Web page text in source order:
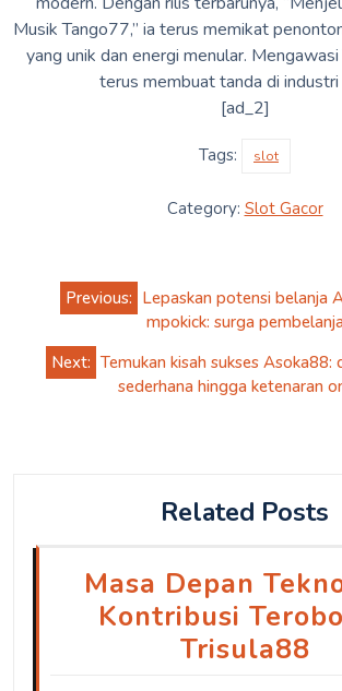
Musik Tango77,” ia terus memikat
yang unik dan energi menular.
terus membuat tanda di industri
[ad_2]
Tags: slot
Category: Slot Gacor
Post
navigation
Previous: Lepaskan potensi belanja
mpokick: surga pembelanja
Next: Temukan kisah sukses Asoka88:
sederhana hingga ketenaran
Related Posts
Masa Depan
Kontribusi
Trisula88